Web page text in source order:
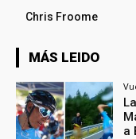
Chris Froome
MÁS LEIDO
a